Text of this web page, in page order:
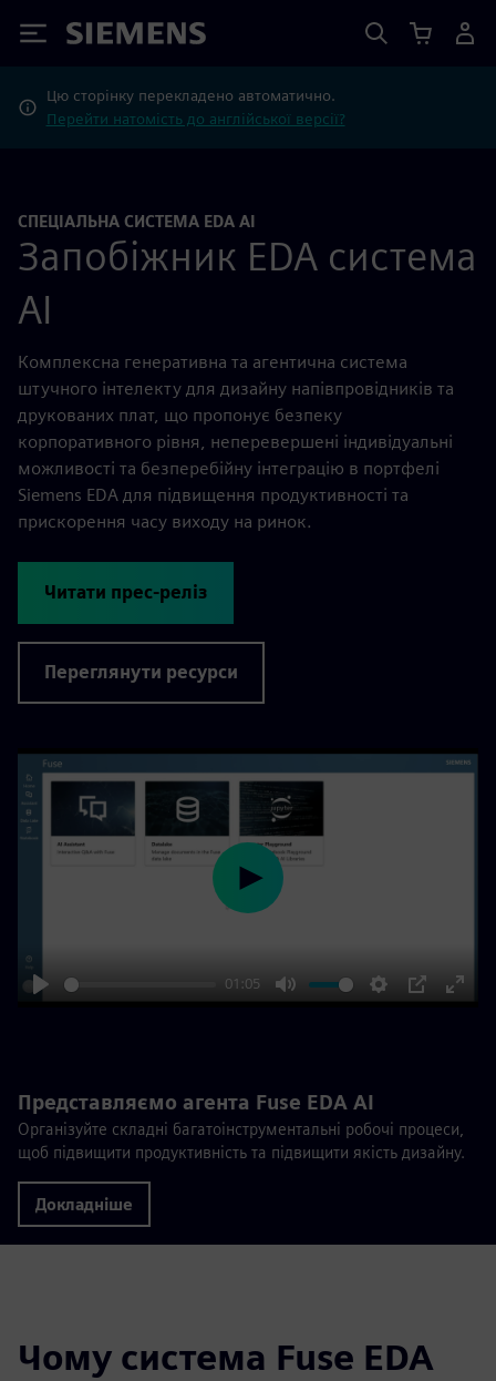
Siemens
Цю сторінку перекладено автоматично.
Перейти натомість до англійської версії?
СПЕЦІАЛЬНА СИСТЕМА EDA AI
Запобіжник EDA система
AI
Комплексна генеративна та агентична система
штучного інтелекту для дизайну напівпровідників та
друкованих плат, що пропонує безпеку
корпоративного рівня, неперевершені індивідуальні
можливості та безперебійну інтеграцію в портфелі
Siemens EDA для підвищення продуктивності та
прискорення часу виходу на ринок.
Читати прес-реліз
Переглянути ресурси
01:05
Play
Представляємо агента Fuse EDA AI
Організуйте складні багатоінструментальні робочі процеси,
щоб підвищити продуктивність та підвищити якість дизайну.
Докладніше
Чому система Fuse EDA